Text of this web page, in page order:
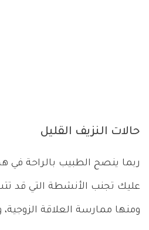
حالات النزيف القليل
ربما ينصح الطبيب بالراحة في
عليك تجنب الأنشطة التي قد
ومنها ممارسة العلاقة